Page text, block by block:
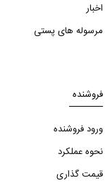
اخبار
مرسوله های پستی
فروشنده
ورود فروشنده
نحوه عملکرد
قیمت گذاری